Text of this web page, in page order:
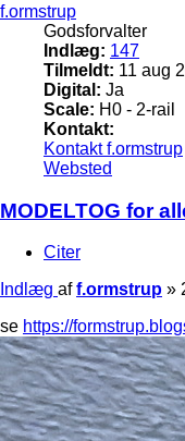
f.ormstrup
Godsforvalter
Indlæg: 147
Tilmeldt: 11 aug
Digital: Ja
Scale: H0 - 2-rail
Kontakt:
Kontakt f.ormstrup
Websted
MODELTOG for
Citer
Indlæg aff.ormstrup »
se https://